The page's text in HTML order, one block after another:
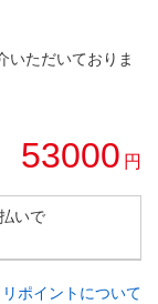
いただいておりま
53000 円
いで
リポイントについて